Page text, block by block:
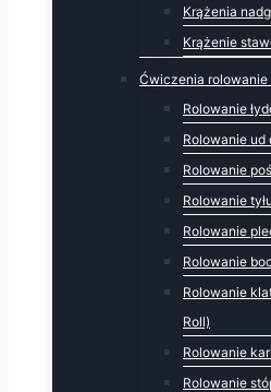
Krążenia
Krążenie
Ćwiczenia rolowanie
Rolowanie
Rolowanie ud
Rolowanie
Rolowanie
Rolowanie
Rolowanie
Rolowanie
Roll)
Rolowanie
Rolowanie